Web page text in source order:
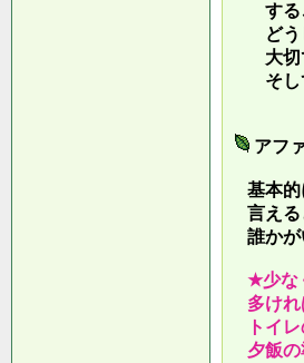
するこ
どうし
大切
そして
アフ
基本的
言える
誰かが
★少な
多けれ
トイレ
夕飯の